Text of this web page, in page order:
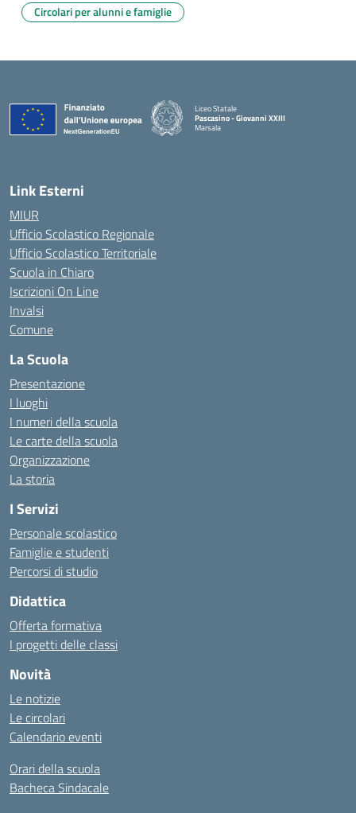
Circolari per alunni e famiglie
Liceo Statale
Pascasino - Giovanni XXIII
Marsala
Link Esterni
MIUR
Ufficio Scolastico Regionale
Ufficio Scolastico Territoriale
Scuola in Chiaro
Iscrizioni On Line
Invalsi
Comune
La Scuola
Presentazione
I luoghi
I numeri della scuola
Le carte della scuola
Organizzazione
La storia
I Servizi
Personale scolastico
Famiglie e studenti
Percorsi di studio
Didattica
Offerta formativa
I progetti delle classi
Novità
Le notizie
Le circolari
Calendario eventi
Orari della scuola
Bacheca Sindacale